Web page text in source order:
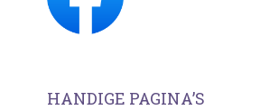
HANDIGE PAGINA’S